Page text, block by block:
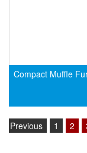
ELMESS-
ELTRA Encoder
Emaco
EMC PARTNER
Compact Muffle
Previous 1 2